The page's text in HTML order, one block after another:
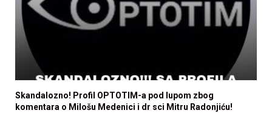
Skandalozno! Profil OPTOTIM-a pod lupom zbog
komentara o Milošu Medenici i dr sci Mitru Radonjiću!